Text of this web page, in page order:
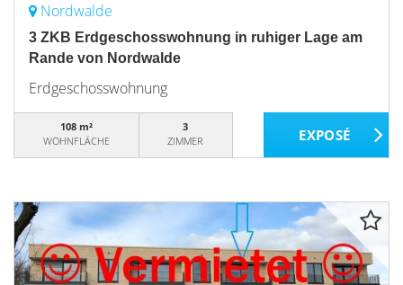
Nordwalde
3 ZKB Erdgeschosswohnung in ruhiger Lage am
Rande von Nordwalde
Erdgeschosswohnung
108 m²
WOHNFLÄCHE
3
ZIMMER